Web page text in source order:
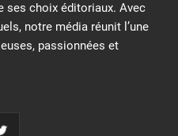
ses choix éditoriaux. Avec
notre média réunit l’une
passionnées et